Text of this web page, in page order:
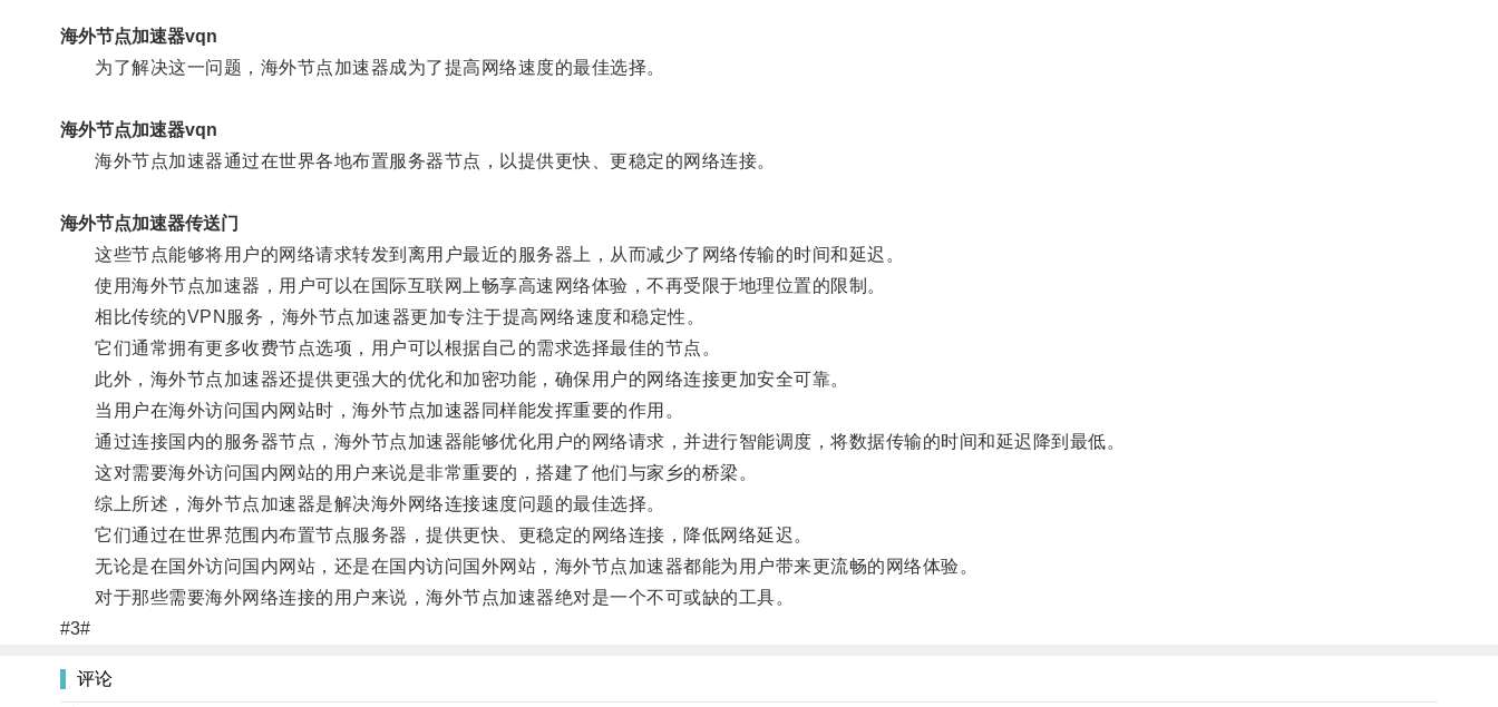
海外节点加速器vqn
为了解决这一问题，海外节点加速器成为了提高网络速度的最佳选择。
海外节点加速器vqn
海外节点加速器通过在世界各地布置服务器节点，以提供更快、更稳定的网络连接。
海外节点加速器传送门
这些节点能够将用户的网络请求转发到离用户最近的服务器上，从而减少了网络传输的时间和延迟。
使用海外节点加速器，用户可以在国际互联网上畅享高速网络体验，不再受限于地理位置的限制。
相比传统的VPN服务，海外节点加速器更加专注于提高网络速度和稳定性。
它们通常拥有更多收费节点选项，用户可以根据自己的需求选择最佳的节点。
此外，海外节点加速器还提供更强大的优化和加密功能，确保用户的网络连接更加安全可靠。
当用户在海外访问国内网站时，海外节点加速器同样能发挥重要的作用。
通过连接国内的服务器节点，海外节点加速器能够优化用户的网络请求，并进行智能调度，将数据传输的时间和延迟降到最低。
这对需要海外访问国内网站的用户来说是非常重要的，搭建了他们与家乡的桥梁。
综上所述，海外节点加速器是解决海外网络连接速度问题的最佳选择。
它们通过在世界范围内布置节点服务器，提供更快、更稳定的网络连接，降低网络延迟。
无论是在国外访问国内网站，还是在国内访问国外网站，海外节点加速器都能为用户带来更流畅的网络体验。
对于那些需要海外网络连接的用户来说，海外节点加速器绝对是一个不可或缺的工具。
#3#
评论